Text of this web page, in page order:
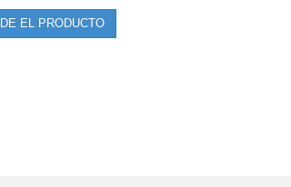
EL PRODUCTO